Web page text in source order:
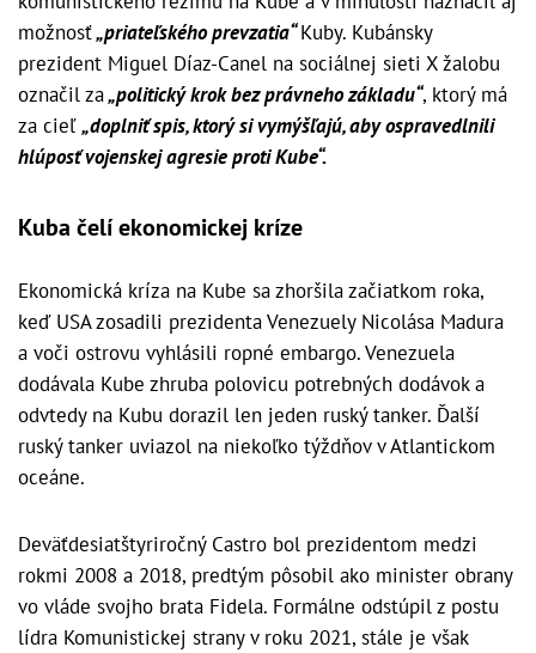
možnosť„priateľského prevzatia“Kuby. Kubánsky
prezident Miguel Díaz-Canel na sociálnej sieti X žalobu
označil za„politický krok bez právneho základu“, ktorý má
za cieľ„doplniť spis, ktorý si vymýšľajú, aby ospravedlnili
hlúposť vojenskej agresie proti Kube“.
Kuba čelí ekonomickej kríze
Ekonomická kríza na Kube sa zhoršila začiatkom roka,
keď USA zosadili prezidenta Venezuely Nicolása Madura
a voči ostrovu vyhlásili ropné embargo. Venezuela
dodávala Kube zhruba polovicu potrebných dodávok a
odvtedy na Kubu dorazil len jeden ruský tanker. Ďalší
ruský tanker uviazol na niekoľko týždňov v Atlantickom
oceáne.
Deväťdesiatštyriročný Castro bol prezidentom medzi
rokmi 2008 a 2018, predtým pôsobil ako minister obrany
vo vláde svojho brata Fidela. Formálne odstúpil z postu
lídra Komunistickej strany v roku 2021, stále je však